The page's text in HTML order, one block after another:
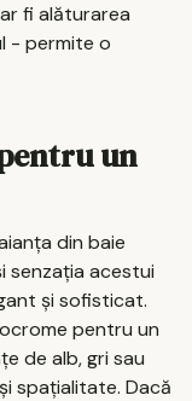
fi alăturarea
- permite o
un
din baie
acestui
și sofisticat.
pentru un
de alb, gri sau
spațialitate. Dacă